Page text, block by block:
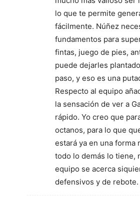
lo que te permite
fácilmente. Núñez
fundamentos para
fintas, juego de pies,
puede dejarles
paso, y eso es una
Respecto al equipo
la sensación de ver a
rápido. Yo creo que
octanos, para lo que
estará ya en una forma
todo lo demás lo tiene,
equipo se acerca
defensivos y de rebote.